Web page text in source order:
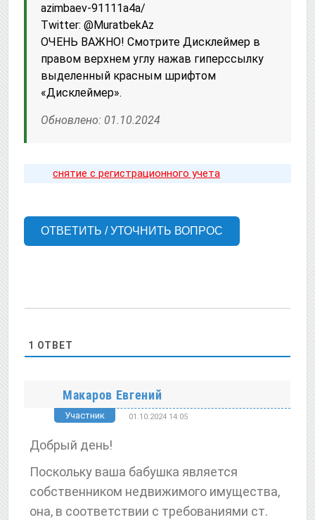
azimbaev-91111a4a/
Twitter: @MuratbekAz
ОЧЕНЬ ВАЖНО! Смотрите Дисклеймер в
правом верхнем углу нажав гиперссылку
выделенный красным шрифтом
«Дисклеймер».
Обновлено: 01.10.2024
снятие с регистрационного учета
ОТВЕТИТЬ / УТОЧНИТЬ ВОПРОС
1 ОТВЕТ
Макаров Евгений
Участник 01.10.2024 14:05
Добрый день!
Поскольку ваша бабушка является
собственником недвижимого имущества,
она, в соответствии с требованиями ст.